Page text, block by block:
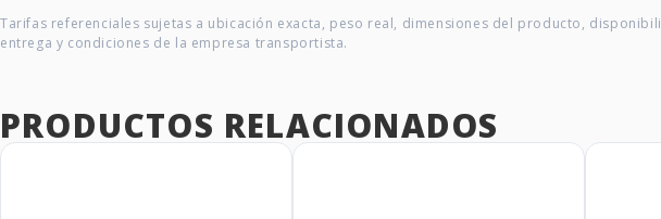
Tarifas referenciales sujetas a ubicación exacta, peso real, dimensiones del producto,
entrega y condiciones de la empresa transportista.
PRODUCTOS RELACIONADOS